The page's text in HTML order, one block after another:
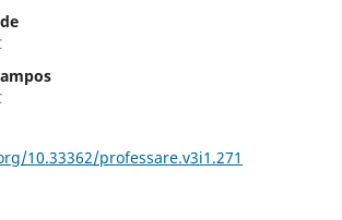
10.33362/professare.v3i1.271